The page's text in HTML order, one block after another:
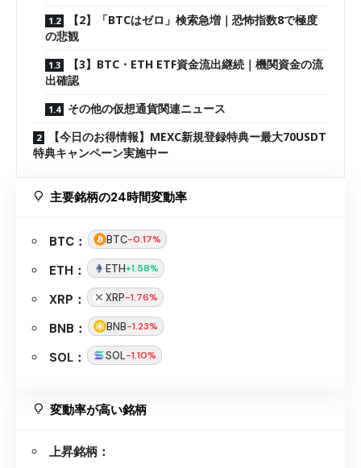
【2】「BTCはゼロ」検索急増｜恐怖指数8で極度
の悲観
【3】BTC・ETH ETF資金流出継続｜機関資金の流
出確認
その他の仮想通貨関連ニュース
【今日のお得情報】MEXC新規登録特典ー最大70USDT
特典キャンペーン実施中ー
主要銘柄の24時間変動率
BTC： BTC-0.17%
ETH： ETH+1.58%
XRP： XRP-1.76%
BNB： BNB-1.23%
SOL： SOL-1.10%
変動率が高い銘柄
上昇銘柄：